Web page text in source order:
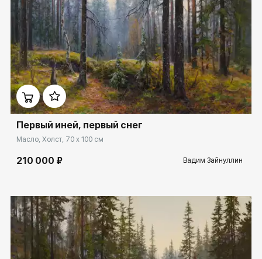
Домен: ekb.rakovgallery.ru
Первый иней, первый снег
Масло, Холст, 70 x 100 см
210 000 ₽ Вадим Зайнуллин